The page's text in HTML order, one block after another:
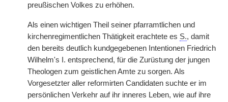
preußischen Volkes zu erhöhen.
Als einen wichtigen Theil seiner pfarramtlichen und
kirchenregimentlichen Thätigkeit erachtete es S., damit
den bereits deutlich kundgegebenen Intentionen Friedrich
Wilhelm's I. entsprechend, für die Zurüstung der jungen
Theologen zum geistlichen Amte zu sorgen. Als
Vorgesetzter aller reformirten Candidaten suchte er im
persönlichen Verkehr auf ihr inneres Leben, wie auf ihre